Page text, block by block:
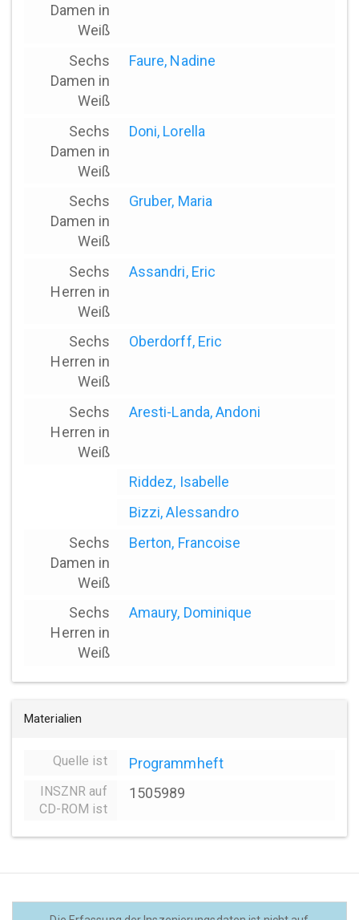
Damen in
Weiß
Sechs
Damen in
Weiß
Faure, Nadine
Sechs
Damen in
Weiß
Doni, Lorella
Sechs
Damen in
Weiß
Gruber, Maria
Sechs
Herren in
Weiß
Assandri, Eric
Sechs
Herren in
Weiß
Oberdorff, Eric
Sechs
Herren in
Weiß
Aresti-Landa, Andoni
Riddez, Isabelle
Bizzi, Alessandro
Sechs
Damen in
Weiß
Berton, Francoise
Sechs
Herren in
Weiß
Amaury, Dominique
Materialien
Quelle ist Programmheft
INSZNR auf
CD-ROM ist
1505989